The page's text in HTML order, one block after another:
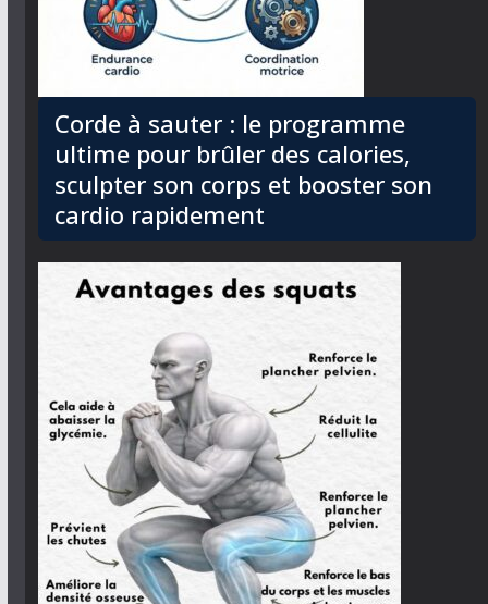
Corde à sauter : le programme
ultime pour brûler des calories,
sculpter son corps et booster son
cardio rapidement